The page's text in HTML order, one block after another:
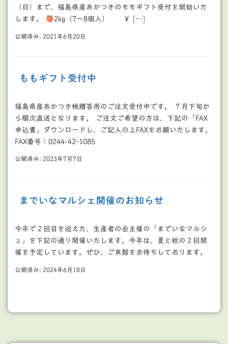
（日）まで、福島県産あかつきのももギフト受付を開始いた
します。
2kg（7～8個入） ￥ […]
公開済み: 2021年6月20日
ももギフト受付中
福島県産あかつき桃贈答用のご注文受付中です。 ７月下旬か
ら順次直送となります。 ご注文ご希望の方は、下記の「FAX
申込書」ダウンロードし、ご記入の上FAXをお願いたします。
FAX番号：0244-42-1085
公開済み: 2023年7月7日
までいなマルシェ開催のお知らせ
今年で２回目を迎えた、生産者の会主催の「までいなマルシ
ェ」を下記の通り開催いたします。今年は、夏と秋の２回開
催を予定しています。ぜひ、ご来館をお待ちしております。
公開済み: 2024年6月18日